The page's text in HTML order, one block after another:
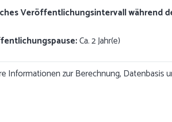
Veröffentlichungsintervall während
Ca. 2 Jahr(e)
Informationen zur Berechnung, Datenbasis